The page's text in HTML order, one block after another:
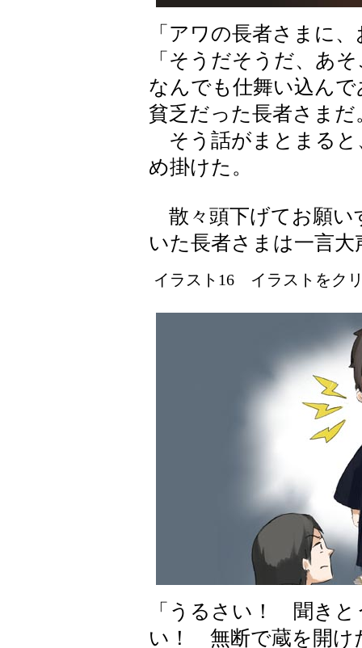
「アワの長者さまに
「そうだそうだ、あ
なんでも仕舞い込ん
貧乏だった長者さま
そう話がまとまると
め掛けた。
散々頭下げてお願い
いた長者さまは一言大
イラスト16 イラストをク
「うるさい！ 聞き
い！ 無断で蔵を開け